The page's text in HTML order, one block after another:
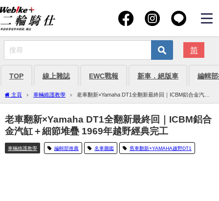
简
TOP 線上雜誌 EWC戰報 新車．絕版車 編輯
主頁 車輛維護教學
老車翻新×Yamaha DT1全翻新最終回｜ICBM鋁合金汽缸
＋細節堆疊 1969年越野經典完工
老車翻新×Yamaha DT1全翻新最終回｜ICBM鋁合
金汽缸＋細節堆疊 1969年越野經典完工
車輛維護教學 編輯部推薦 名車圖鑑 舊車翻新×YAMAHA越野DT1